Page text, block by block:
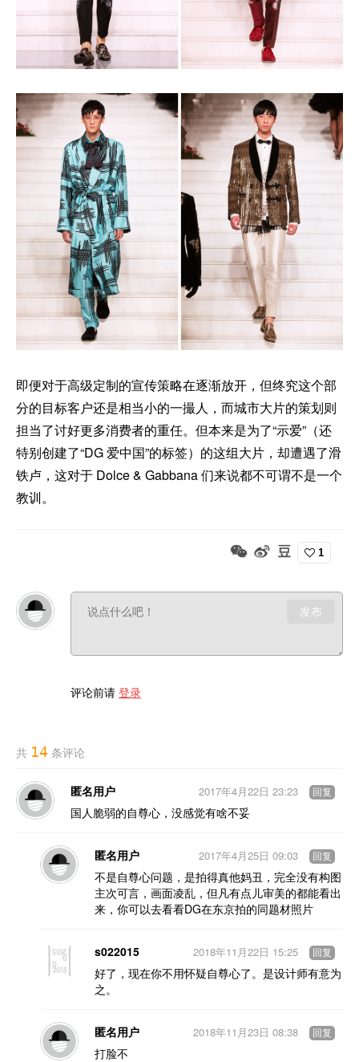
即便对于高级定制的宣传策略在逐渐放开，但终究这个部
分的目标客户还是相当小的一撮人，而城市大片的策划则
担当了讨好更多消费者的重任。但本来是为了“示爱”（还
特别创建了“DG 爱中国”的标签）的这组大片，却遭遇了滑
铁卢，这对于 Dolce & Gabbana 们来说都不可谓不是一个
教训。
1
发布
评论前请 登录
共 14 条评论
匿名用户
国人脆弱的自尊心，没感觉有啥不妥
2017年4月22日 23:23 回复
匿名用户
不是自尊心问题，是拍得真他妈丑，完全没有构图
主次可言，画面凌乱，但凡有点儿审美的都能看出
来，你可以去看看DG在东京拍的同题材照片
2017年4月25日 09:03 回复
s022015
好了，现在你不用怀疑自尊心了。是设计师有意为
之。
2018年11月22日 15:25 回复
匿名用户
打脸不
2018年11月23日 08:38 回复